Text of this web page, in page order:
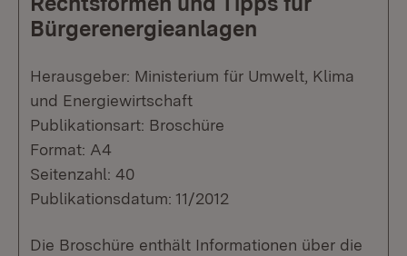
Bürgerenergieanlagen
Herausgeber: Ministerium für Umwelt, Klima
und Energiewirtschaft
Publikationsart: Broschüre
Format: A4
Seitenzahl: 40
Publikationsdatum: 11/2012
Die Broschüre enthält Informationen über die